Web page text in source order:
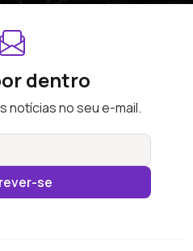
dentro
notícias no seu e-mail.
se